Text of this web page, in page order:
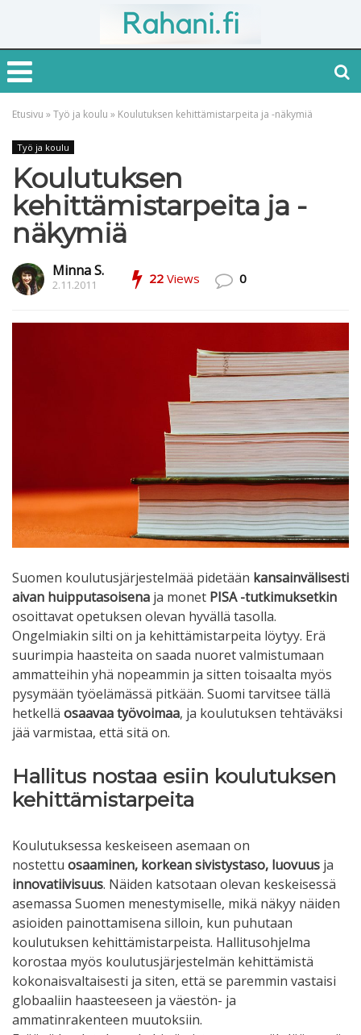
Etusivu »Työ ja koulu » Koulutuksen kehittämistarpeita ja -näkymiä
Työ ja koulu
Koulutuksen
kehittämistarpeita ja -
näkymiä
Minna S.
2.11.2011 22 Views 0
Suomen koulutusjärjestelmää pidetään kansainvälisesti
aivan huipputasoisena ja monet PISA -tutkimuksetkin
osoittavat opetuksen olevan hyvällä tasolla.
Ongelmiakin silti on ja kehittämistarpeita löytyy. Erä
suurimpia haasteita on saada nuoret valmistumaan
ammatteihin yhä nopeammin ja sitten toisaalta myös
pysymään työelämässä pitkään. Suomi tarvitsee tällä
hetkellä osaavaa työvoimaa, ja koulutuksen tehtäväksi
jää varmistaa, että sitä on.
Hallitus nostaa esiin koulutuksen
kehittämistarpeita
Koulutuksessa keskeiseen asemaan on
nostettu osaaminen, korkean sivistystaso, luovuus ja
innovatiivisuus. Näiden katsotaan olevan keskeisessä
asemassa Suomen menestymiselle, mikä näkyy näiden
asioiden painottamisena silloin, kun puhutaan
koulutuksen kehittämistarpeista. Hallitusohjelma
korostaa myös koulutusjärjestelmän kehittämistä
kokonaisvaltaisesti ja siten, että se paremmin vastaisi
globaaliin haasteeseen ja väestön- ja
ammatinrakenteen muutoksiin.